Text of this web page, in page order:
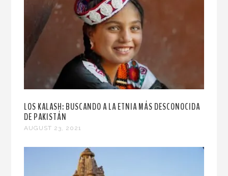
LOS KALASH: BUSCANDO A LA ETNIA MÁS DESCONOCIDA
DE PAKISTÁN
AUGUST 23, 2021